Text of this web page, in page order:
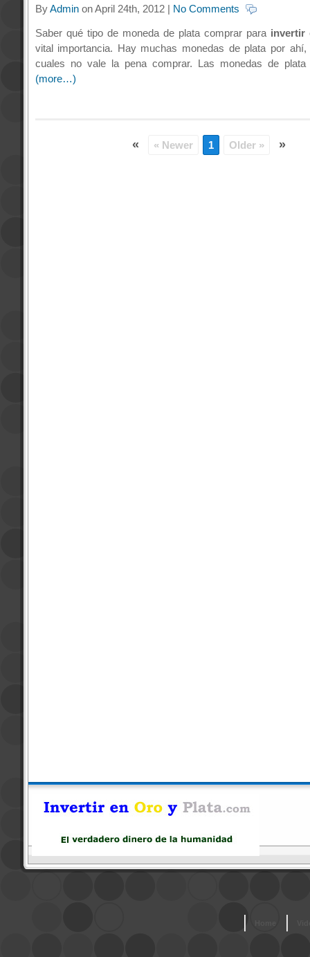
ByAdminon April 24th, 2012 | No Comments
Saber qué tipo de moneda de plata comprar para invertir
vital importancia. Hay muchas monedas de plata por
cuales no vale la pena comprar. Las monedas de plata
(more…)
« « Newer 1 Older » »